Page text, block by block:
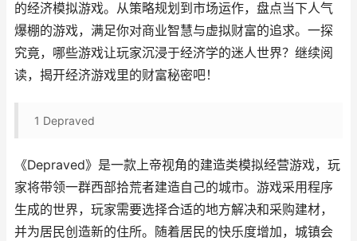
的经济模拟游戏。从策略规划到市场运作，盘点当下人气
爆棚的游戏，满足你对商业智慧与虚拟财富的追求。一探
究竟，哪些游戏让玩家沉浸于经济学的迷人世界？继续阅
读，揭开经济游戏里的财富秘密吧！
1 Depraved
《Depraved》是一款上帝视角的建造类模拟经营游戏，玩
家将带领一群西部拾荒者建造自己的城市。游戏采用程序
生成的世界，玩家需要选择合适的地方解决和采购建材，
并为居民创造新的住所。随着居民的快乐度增加，城镇会